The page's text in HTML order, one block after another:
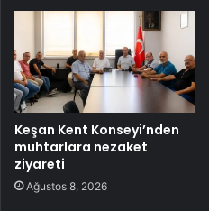
Keşan Kent Konseyi’nden
muhtarlara nezaket
ziyareti
Ağustos 8, 2026